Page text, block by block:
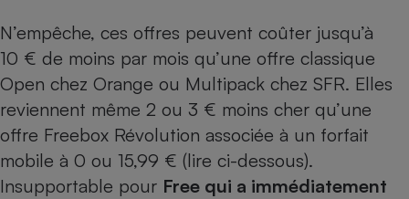
N’empêche, ces offres peuvent coûter jusqu’à
10 € de moins par mois qu’une offre classique
Open chez Orange ou Multipack chez SFR. Elles
reviennent même 2 ou 3 € moins cher qu’une
offre Freebox Révolution associée à un forfait
mobile à 0 ou 15,99 € (lire ci-dessous).
Insupportable pour Free qui a immédiatement
Climatiseur -
Ventilateur
Antivirus
Climatiseur -
Ventilateur